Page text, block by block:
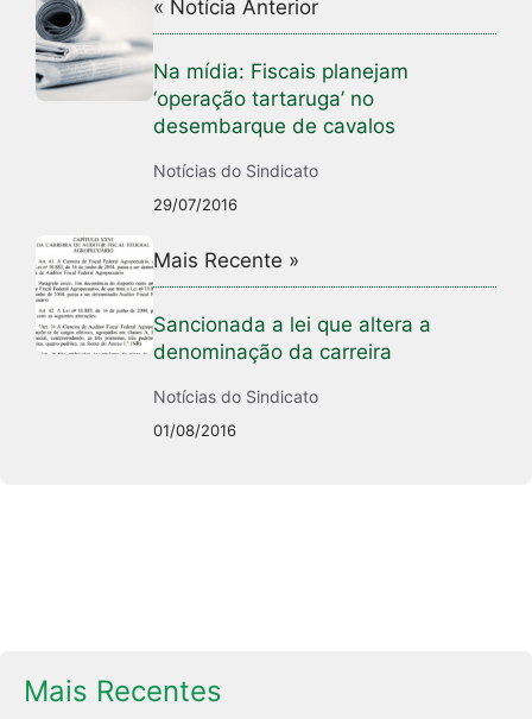
« Notícia Anterior
Na mídia: Fiscais planejam
‘operação tartaruga’ no
desembarque de cavalos
Notícias do Sindicato
29/07/2016
Mais Recente »
Sancionada a lei que altera a
denominação da carreira
Notícias do Sindicato
01/08/2016
Mais Recentes